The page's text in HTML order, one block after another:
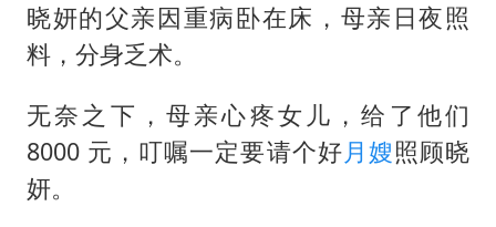
晓妍的父亲因重病卧在床，母亲日夜照
料，分身乏术。
无奈之下，母亲心疼女儿，给了他们
8000 元，叮嘱一定要请个好月嫂照顾晓
妍。